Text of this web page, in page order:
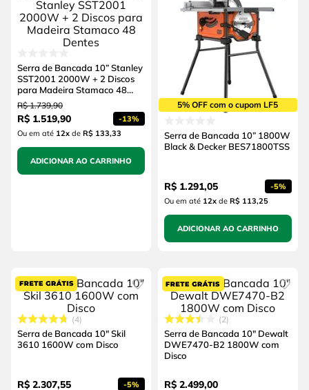
Serra de Bancada 10” Stanley
SST2001 2000W + 2 Discos
para Madeira Stamaco 48
Dentes
R$ 1.739,90
R$ 1.519,90 -13%
Ou em até 12xde R$ 133,33
ADICIONAR AO CARRINHO
5% OFF com o cupom LF5
Serra de Bancada 10” 1800W
Black & Decker BES71800TSS
R$ 1.291,05 -5%
Ou em até 12xde R$ 113,25
ADICIONAR AO CARRINHO
4
Serra de Bancada 10" Skil
3610 1600W com Disco
R$ 2.307,55 -5%
2
Serra de Bancada 10" Dewalt
DWE7470-B2 1800W com
Disco
R$ 2.499,00